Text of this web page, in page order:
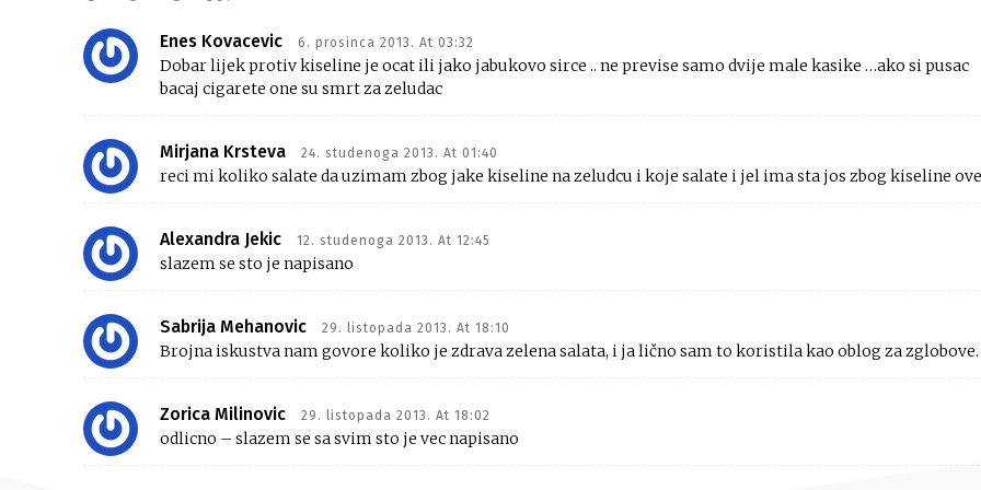
Enes Kovacevic 6. prosinca 2013. At 03:32
Dobar lijek protiv kiseline je ocat ili jako jabukovo sirce .. ne previse samo dvije male kasike …ako si pusac
bacaj cigarete one su smrt za zeludac
Mirjana Krsteva 24. studenoga 2013. At 01:40
reci mi koliko salate da uzimam zbog jake kiseline na zeludcu i koje salate i jel ima sta jos zbog kiseline ove
Alexandra Jekic 12. studenoga 2013. At 12:45
slazem se sto je napisano
Sabrija Mehanovic 29. listopada 2013. At 18:10
Brojna iskustva nam govore koliko je zdrava zelena salata, i ja lično sam to koristila kao oblog za zglobove.
Zorica Milinovic 29. listopada 2013. At 18:02
odlicno – slazem se sa svim sto je vec napisano